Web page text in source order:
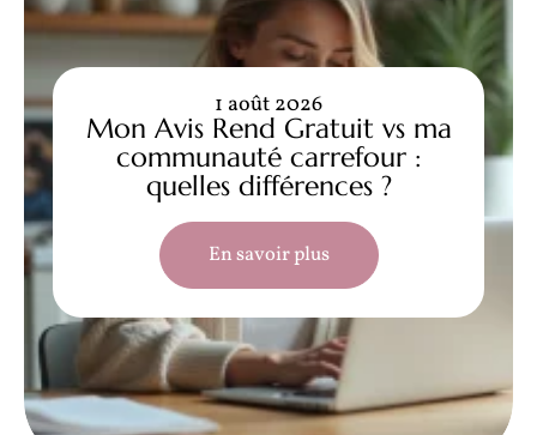
Mon Avis Rend Gratuit vs ma
communauté carrefour :
quelles différences ?
1 août 2026
En savoir plus